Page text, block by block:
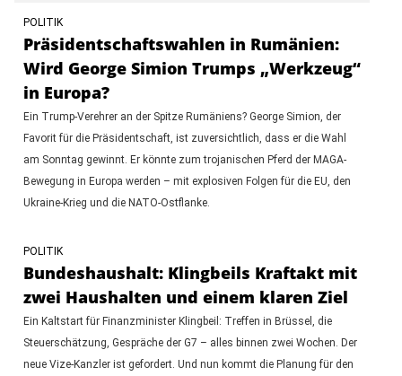
POLITIK
Präsidentschaftswahlen in Rumänien:
Wird George Simion Trumps „Werkzeug“
in Europa?
Ein Trump-Verehrer an der Spitze Rumäniens? George Simion, der
Favorit für die Präsidentschaft, ist zuversichtlich, dass er die Wahl
am Sonntag gewinnt. Er könnte zum trojanischen Pferd der MAGA-
Bewegung in Europa werden – mit explosiven Folgen für die EU, den
Ukraine-Krieg und die NATO-Ostflanke.
POLITIK
Bundeshaushalt: Klingbeils Kraftakt mit
zwei Haushalten und einem klaren Ziel
Ein Kaltstart für Finanzminister Klingbeil: Treffen in Brüssel, die
Steuerschätzung, Gespräche der G7 – alles binnen zwei Wochen. Der
neue Vize-Kanzler ist gefordert. Und nun kommt die Planung für den